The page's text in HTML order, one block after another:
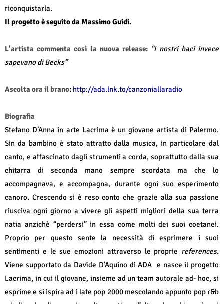
riconquistarla.
Il progetto è seguito da Massimo Guidi.
L'artista commenta così la nuova release: “I nostri baci invece
sapevano di Becks”
Ascolta ora il brano: http://ada.lnk.to/canzoniallaradio
Biografia
Stefano D’Anna in arte Lacrima è un giovane artista di Palermo.
Sin da bambino è stato attratto dalla musica, in particolare dal
canto, e affascinato dagli strumenti a corda, soprattutto dalla sua
chitarra di seconda mano sempre scordata ma che lo
accompagnava, e accompagna, durante ogni suo esperimento
canoro. Crescendo si è reso conto che grazie alla sua passione
riusciva ogni giorno a vivere gli aspetti migliori della sua terra
natia anzichè “perdersi” in essa come molti dei suoi coetanei.
Proprio per questo sente la necessità di esprimere i suoi
sentimenti e le sue emozioni attraverso le proprie references.
Viene supportato da Davide D’Aquino di ADA e nasce il progetto
Lacrima, in cui il giovane, insieme ad un team autorale ad- hoc, si
esprime e si ispira ad i late pop 2000 mescolando appunto pop r&b